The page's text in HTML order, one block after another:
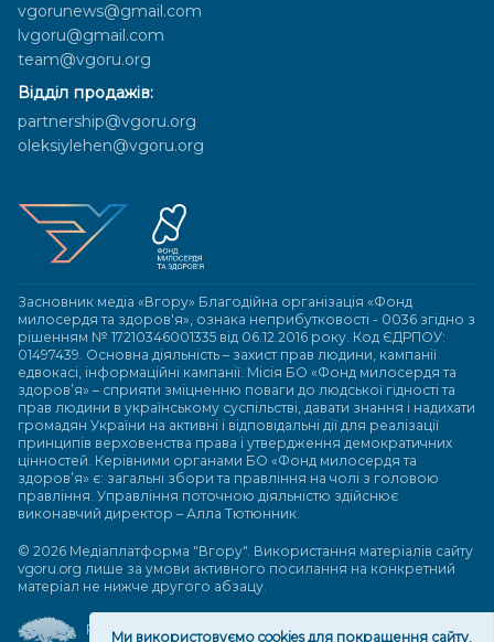
vgorunews@gmail.com
lvgoru@gmail.com
team@vgoru.org
Відділ продажів:
partnership@vgoru.org
oleksiylehen@vgoru.org
Засновник медіа «Вгору» Благодійна організація «Фонд
милосердя та здоров'я», ознака неприбутковості - 0036 згідно з
рішенням № 17210346001335 від 06.12.2016 року. Код ЄДРПОУ:
01497439. Основна діяльність – захист прав людини, кампанії
едвокасі, інформаційні кампанії. Місія БО «Фонд милосердя та
здоров’я» – сприяти зміцненню поваги до людської гідності та
прав людини в українському суспільстві, давати знання і надихати
громадян України на активні і відповідальні дії для реалізації
принципів верховенства права і утвердження демократичних
цінностей. Керівними органами БО «Фонд милосердя та
здоров’я» є: загальні збори та правління на чолі з головою
правління. Управління поточною діяльністю здійснює
виконавчий директор – Алла Тютюнник.
© 2026 Медіаплатформа "Вгору". Використання матеріалів сайту
vgoru.org лише за умови активного посилання на конкретний
матеріал не нижче другого абзацу.
Розробка та підтримка веб-сайту
Ми використовуємо cookies для покращення сайту.